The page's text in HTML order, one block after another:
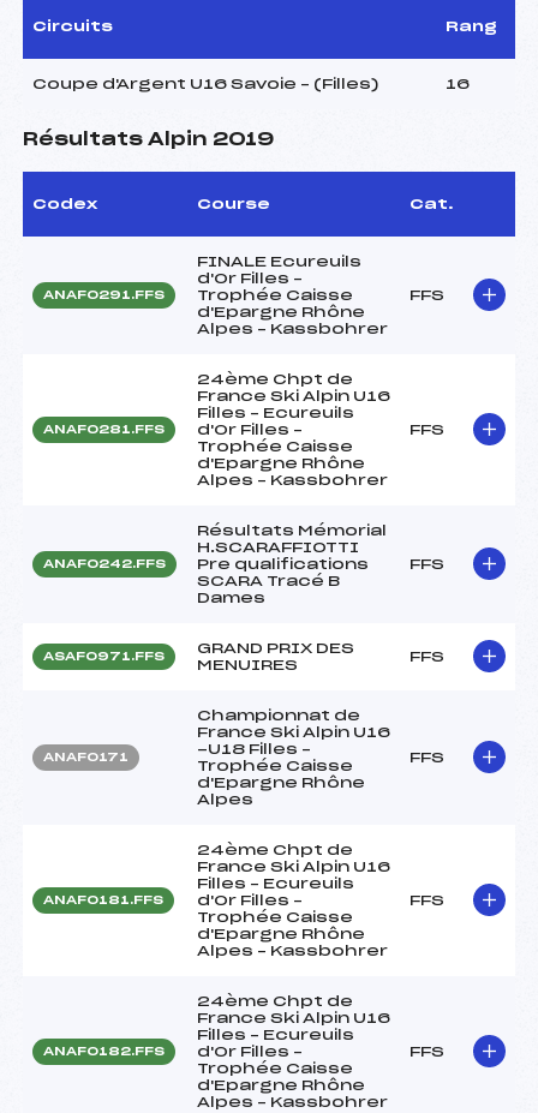
Circuits Rang
Coupe d'Argent U16 Savoie – (Filles) 16
Résultats Alpin 2019
Codex Course Cat.
ANAF0291.FFS
FINALE Ecureuils
d'Or Filles –
Trophée Caisse
d'Epargne Rhône
Alpes – Kassbohrer
FFS
ANAF0281.FFS
24ème Chpt de
France Ski Alpin U16
Filles – Ecureuils
d'Or Filles –
Trophée Caisse
d'Epargne Rhône
Alpes – Kassbohrer
FFS
ANAF0242.FFS
Résultats Mémorial
H.SCARAFFIOTTI
Pre qualifications
SCARA Tracé B
Dames
FFS
ASAF0971.FFS
GRAND PRIX DES
MENUIRES
FFS
ANAF0171
Championnat de
France Ski Alpin U16
-U18 Filles –
Trophée Caisse
d'Epargne Rhône
Alpes
FFS
ANAF0181.FFS
24ème Chpt de
France Ski Alpin U16
Filles – Ecureuils
d'Or Filles –
Trophée Caisse
d'Epargne Rhône
Alpes – Kassbohrer
FFS
ANAF0182.FFS
24ème Chpt de
France Ski Alpin U16
Filles – Ecureuils
d'Or Filles –
Trophée Caisse
d'Epargne Rhône
Alpes – Kassbohrer
FFS